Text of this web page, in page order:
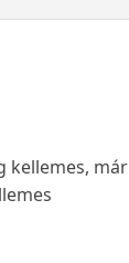
kellemes, már